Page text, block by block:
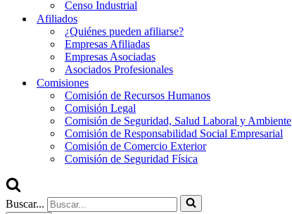
Censo Industrial
Afiliados
¿Quiénes pueden afiliarse?
Empresas Afiliadas
Empresas Asociadas
Asociados Profesionales
Comisiones
Comisión de Recursos Humanos
Comisión Legal
Comisión de Seguridad, Salud Laboral y Ambiente
Comisión de Responsabilidad Social Empresarial
Comisión de Comercio Exterior
Comisión de Seguridad Física
Buscar...